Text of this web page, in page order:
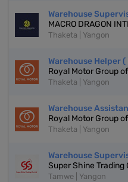
Warehouse
MACRO DRAGON
Thaketa | Yangon
Warehouse Helper (
Royal Motor Group
Thaketa | Yangon
Warehouse
Royal Motor Group
Thaketa | Yangon
Warehouse
Super Shine Trading
Tamwe | Yangon